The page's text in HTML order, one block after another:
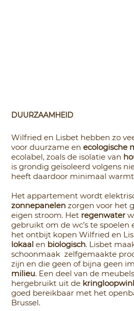
Wilfried en Lisbet hebben zo
voor duurzame enecologische
ecolabel, zoals de isolatie van
is grondig geïsoleerd volgens
heeft daardoor minimaal
Het appartement wordt
zonnepanelenzorgen voor het
eigen stroom. Het regenwater
gebruikt om de wc’s te spoelen
het ontbijt kopen Wilfried en
lokaalen biologisch. Lisbet
schoonmaak zelfgemaakte
zijn en die geen of bijna geen
milieu. Een deel van de
hergebruikt uit de
goed bereikbaar met het
Brussel.
DUURZAAMHEID